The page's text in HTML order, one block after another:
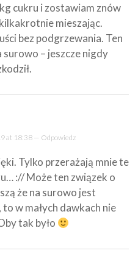
cukru i zostawiam znów
mieszając.
bez podgrzewania. Ten
surowo – jeszcze nigdy
at 18:38 — Odpowiedz
Tylko przerażają mnie te
:// Może ten związek o
że na surowo jest
w małych dawkach nie
tak było